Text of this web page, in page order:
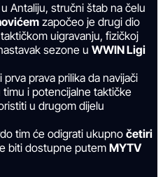
Antaliju, stručni štab na čelu
započeo je drugi dio
uigravanju, fizičkoj
sezone u WWIN Ligi
prva prava prilika da navijači
i potencijalne taktičke
u drugom dijelu
tim će odigrati ukupno četiri
biti dostupne putem MYTV